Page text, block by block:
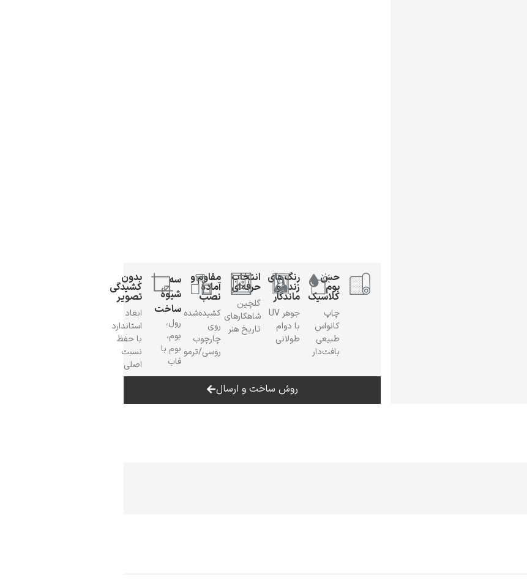
حس
بوم
کلاسیک
چاپ
کانواس
طبیعی
بافت‌دار
رنگ‌های
زنده و
ماندگار
جوهر UV
با دوام
طولانی
انتخاب
حرفه‌ای
گلچین
شاهکارهای
تاریخ هنر
مقاوم و
آمادهٔ
نصب
کشیده‌شده
روی
چارچوب
روسی/ترمو
سه
شیوهٔ
ساخت
رول،
بوم،
بوم با
قاب
بدون
کشیدگی
تصویر
ابعاد
استاندارد
با حفظ
نسبت
اصلی
روش ساخت و ارسال